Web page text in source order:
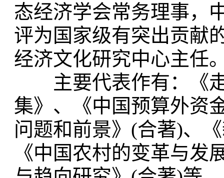
态经济学会常务理事，
评为国家级有突出贡献
经济文化研究中心主任
主要代表作有：《走
集》、《中国预算外资
问题和前景》(合著)、
《中国农村的变革与发